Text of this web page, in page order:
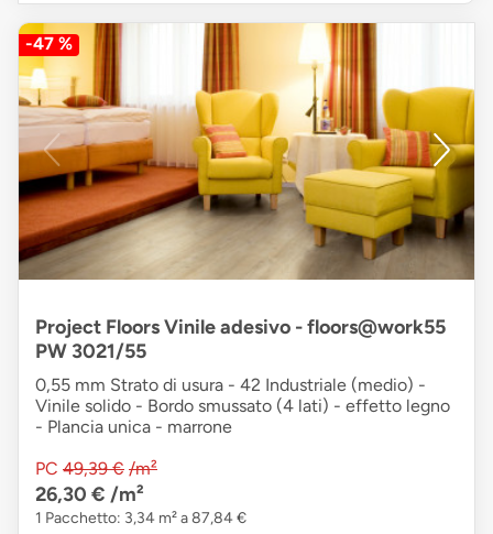
-47 %
Project Floors Vinile adesivo - floors@work55
PW 3021/55
0,55 mm Strato di usura - 42 Industriale (medio) -
Vinile solido - Bordo smussato (4 lati) - effetto legno
- Plancia unica - marrone
PC 49,39 € /m²
26,30 € /m²
1 Pacchetto: 3,34 m² a 87,84 €